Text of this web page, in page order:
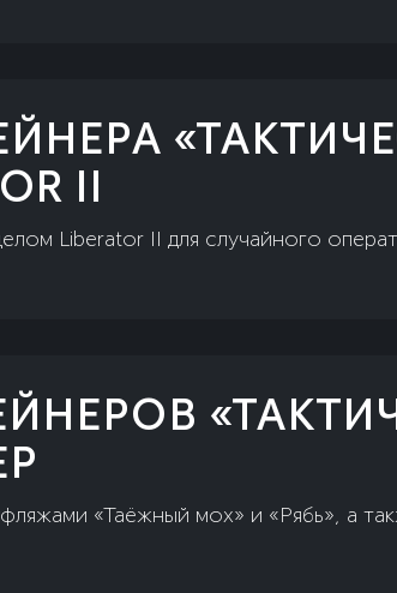
II
Liberator II для случайного
«Таёжный мох» и «Рябь», а